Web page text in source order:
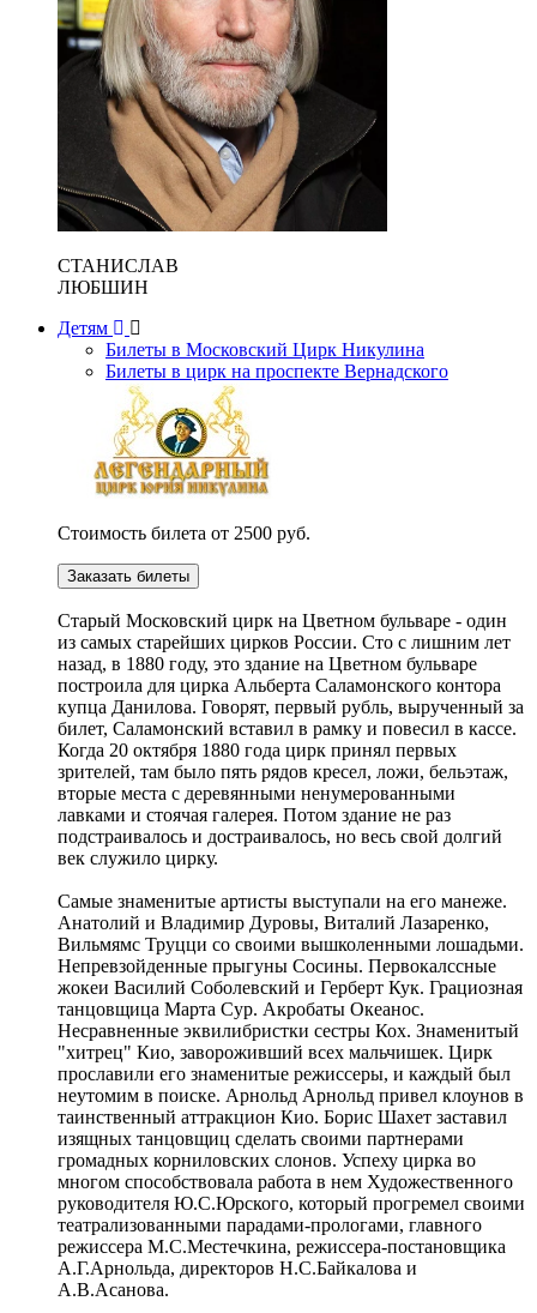
СТАНИСЛАВ
ЛЮБШИН
Детям
Билеты в Московский Цирк Никулина
Билеты в цирк на проспекте Вернадского
Стоимость билета от 2500 руб.
Заказать билеты
Cтарый Московский цирк на Цветном бульваре - один
из самых старейших цирков России. Сто с лишним лет
назад, в 1880 году, это здание на Цветном бульваре
построила для цирка Альберта Саламонского контора
купца Данилова. Говорят, первый рубль, вырученный за
билет, Саламонский вставил в рамку и повесил в кассе.
Когда 20 октября 1880 года цирк принял первых
зрителей, там было пять рядов кресел, ложи, бельэтаж,
вторые места с деревянными ненумерованными
лавками и стоячая галерея. Потом здание не раз
подстраивалось и достраивалось, но весь свой долгий
век служило цирку.
Самые знаменитые артисты выступали на его манеже.
Анатолий и Владимир Дуровы, Виталий Лазаренко,
Вильмямс Труцци со своими вышколенными лошадьми.
Непревзойденные прыгуны Сосины. Первокалссные
жокеи Василий Соболевский и Герберт Кук. Грациозная
танцовщица Марта Сур. Акробаты Океанос.
Несравненные эквилибристки сестры Кох. Знаменитый
"хитрец" Кио, завороживший всех мальчишек. Цирк
прославили его знаменитые режиссеры, и каждый был
неутомим в поиске. Арнольд Арнольд привел клоунов в
таинственный аттракцион Кио. Борис Шахет заставил
изящных танцовщиц сделать своими партнерами
громадных корниловских слонов. Успеху цирка во
многом способствовала работа в нем Художественного
руководителя Ю.С.Юрского, который прогремел своими
театрализованными парадами-прологами, главного
режиссера М.С.Местечкина, режиссера-постановщика
А.Г.Арнольда, директоров Н.С.Байкалова и
А.В.Асанова.